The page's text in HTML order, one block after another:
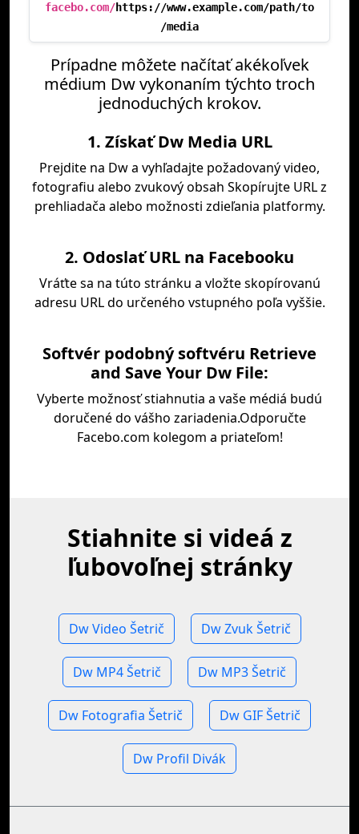
facebo.com/https://www.example.com/path/to
/media
Prípadne môžete načítať akékoľvek
médium Dw vykonaním týchto troch
jednoduchých krokov.
1. Získať Dw Media URL
Prejdite na Dw a vyhľadajte požadovaný video,
fotografiu alebo zvukový obsah Skopírujte URL z
prehliadača alebo možnosti zdieľania platformy.
2. Odoslať URL na Facebooku
Vráťte sa na túto stránku a vložte skopírovanú
adresu URL do určeného vstupného poľa vyššie.
Softvér podobný softvéru Retrieve
and Save Your Dw File:
Vyberte možnosť stiahnutia a vaše médiá budú
doručené do vášho zariadenia.Odporučte
Facebo.com kolegom a priateľom!
Stiahnite si videá z
ľubovoľnej stránky
Dw Video Šetrič Dw Zvuk Šetrič
Dw MP4 Šetrič Dw MP3 Šetrič
Dw Fotografia Šetrič Dw GIF Šetrič
Dw Profil Divák